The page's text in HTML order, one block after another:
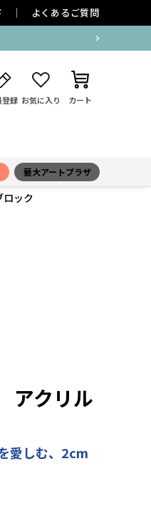
よくあるご質問
登録 お気に入り カート
藝大アートプラザ
ロック
アクリル
愛しむ、2cm